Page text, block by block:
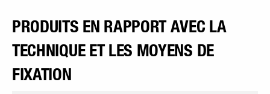
PRODUITS EN RAPPORT AVEC LA
TECHNIQUE ET LES MOYENS DE
FIXATION